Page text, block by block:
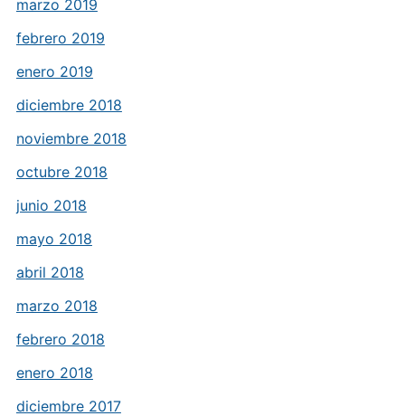
marzo 2019
febrero 2019
enero 2019
diciembre 2018
noviembre 2018
octubre 2018
junio 2018
mayo 2018
abril 2018
marzo 2018
febrero 2018
enero 2018
diciembre 2017